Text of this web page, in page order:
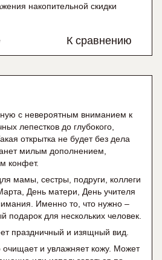
накопительной скидки
К сравнению
с невероятным вниманием к
лепестков до глубокого,
открытка не будет без дела
милым дополнением,
конфет.
мамы, сестры, подруги, коллеги
День матери, День учителя
Именно то, что нужно –
подарок для нескольких человек.
праздничный и изящный вид.
и увлажняет кожу. Может